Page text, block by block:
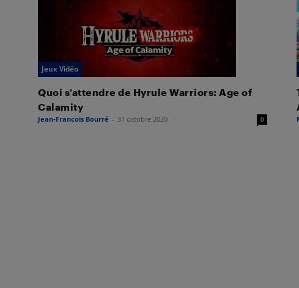
Jeux Vidéo
Quoi s’attendre de Hyrule Warriors: Age of
Calamity
Jean-Francois Bourré - 31 octobre 2020 0